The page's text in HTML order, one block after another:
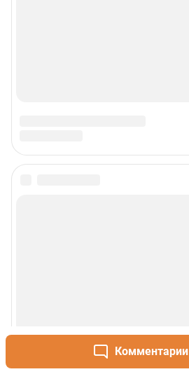
Комментарии